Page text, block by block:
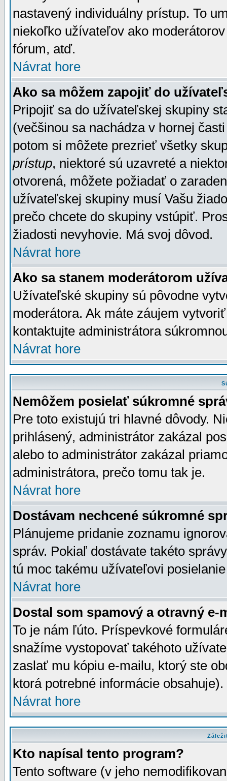
nastavený individuálny prístup. To
niekoľko užívateľov ako
fórum, atď.
Návrat hore
Ako sa môžem zapojiť do
Pripojiť sa do užívateľskej skupiny
(večšinou sa nachádza v hornej
potom si môžete prezrieť všetky
prístup, niektoré sú uzavreté a
otvorená, môžete požiadať o
užívateľskej skupiny musí Vašu
prečo chcete do skupiny vstúpiť.
žiadosti nevyhovie. Má svoj dôvod.
Návrat hore
Ako sa stanem moderátorom
Užívateľské skupiny sú pôvodne
moderátora. Ak máte záujem
kontaktujte administrátora
Návrat hore
Nemôžem posielať súkromné
Pre toto existujú tri hlavné dôvody.
prihlásený, administrátor zakázal
alebo to administrátor zakázal
administrátora, prečo tomu tak je.
Návrat hore
Dostávam nechcené súkromné
Plánujeme pridanie zoznamu
správ. Pokiaľ dostávate takéto
tú moc takému užívateľovi
Návrat hore
Dostal som spamový a otravný e-
To je nám ľúto. Príspevkové
snažíme vystopovať takéhoto
zaslať mu kópiu e-mailu, ktorý ste
ktorá potrebné informácie
Návrat hore
Kto napísal tento program?
Tento software (v jeho